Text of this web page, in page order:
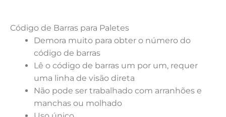
Código de Barras para Paletes
Demora muito para obter o número do
código de barras
Lê o código de barras um por um, requer
uma linha de visão direta
Não pode ser trabalhado com arranhões e
manchas ou molhado